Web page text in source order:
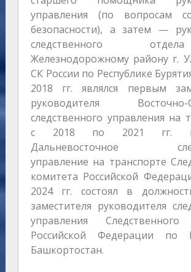
управления (по вопросам
безопасности), а затем —
следственного
Железнодорожному району г.
СК России по Республике
2018 гг. являлся первым
руководителя Восточно-
следственного управления на
с 2018 по 2021 гг.
Дальневосточное
управление на транспорте
комитета Российской
2024 гг. состоял в
заместителя руководителя
управления Следственного
Российской Федерации по
Башкортостан.